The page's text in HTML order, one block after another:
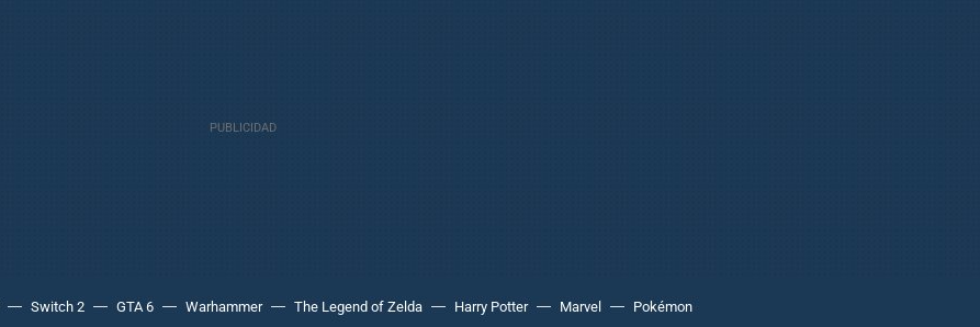
Switch 2 GTA 6 Warhammer The Legend of Zelda Harry Potter Marvel Pokémon